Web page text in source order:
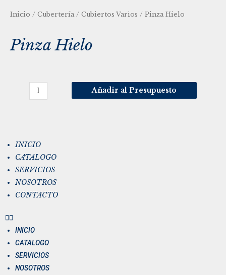
Inicio / Cubertería / Cubiertos Varios / Pinza Hielo
Pinza Hielo
Añadir al Presupuesto
INICIO
CATALOGO
SERVICIOS
NOSOTROS
CONTACTO
INICIO
CATALOGO
SERVICIOS
NOSOTROS